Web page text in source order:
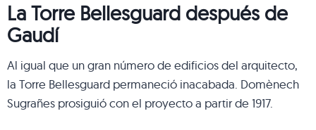
La Torre Bellesguard después de
Gaudí
Al igual que un gran número de edificios del arquitecto,
la Torre Bellesguard permaneció inacabada. Domènech
Sugrañes prosiguió con el proyecto a partir de 1917.